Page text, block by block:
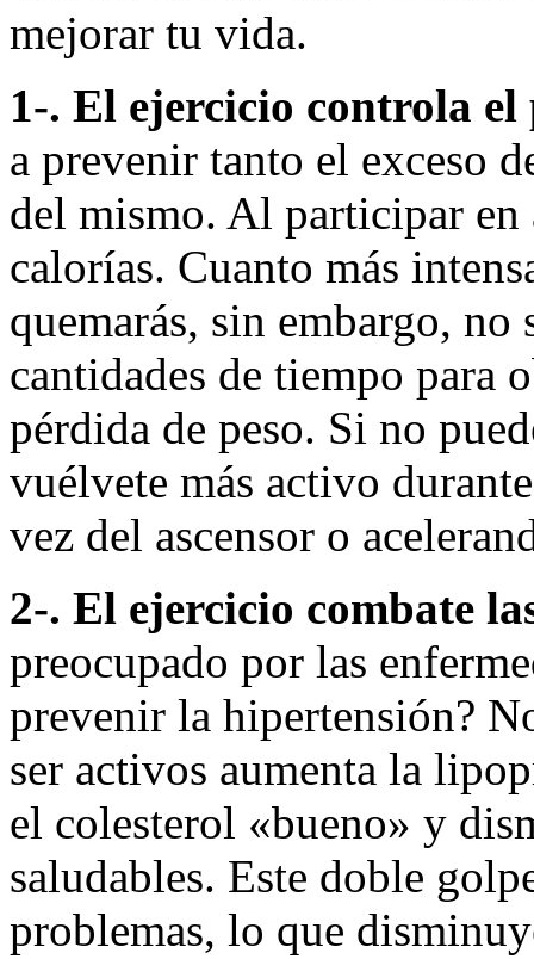
mejorar tu vida.
1-. El ejercicio controla el
a prevenir tanto el exceso
del mismo. Al participar en
calorías. Cuanto más
quemarás, sin embargo, no
cantidades de tiempo para
pérdida de peso. Si no
vuélvete más activo
vez del ascensor o
2-. El ejercicio combate
preocupado por las
prevenir la hipertensión?
ser activos aumenta la
el colesterol «bueno» y
saludables. Este doble
problemas, lo que